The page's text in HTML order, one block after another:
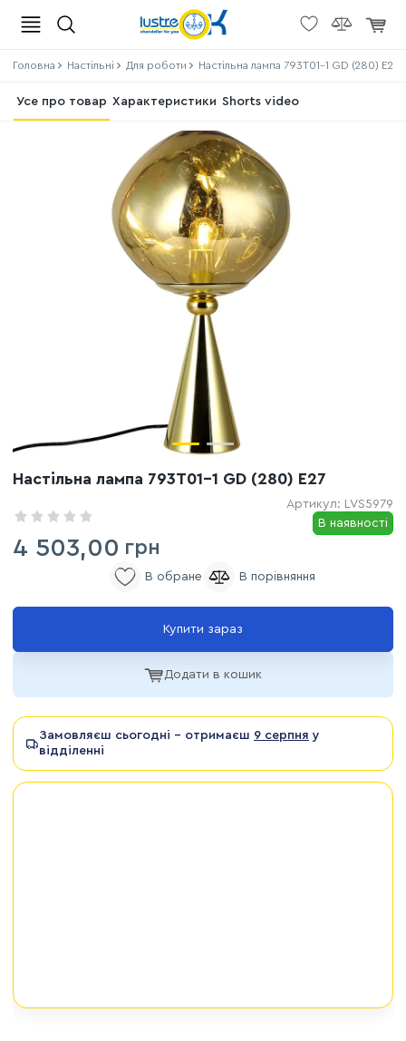
Головна Настільні Для роботи Настільна лампа 793T01-1 GD (280) E27
Усе про товар Характеристики Shorts video
Настільна лампа 793T01-1 GD (280) E27
Артикул: LVS5979
В наявності
4 503,00 грн
Додати в кошик
Замовляєш сьогодні - отримаєш 9 серпня у
відділенні
Купити зараз